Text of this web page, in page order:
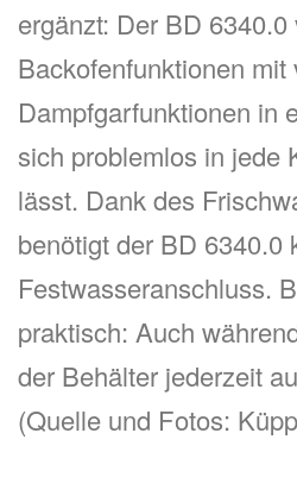
ergänzt: Der BD
Backofenfunktionen mit
Dampfgarfunktionen in
sich problemlos in jede
lässt. Dank des
benötigt der BD 6340.0
Festwasseranschluss.
praktisch: Auch
der Behälter jederzeit
(Quelle und Fotos: